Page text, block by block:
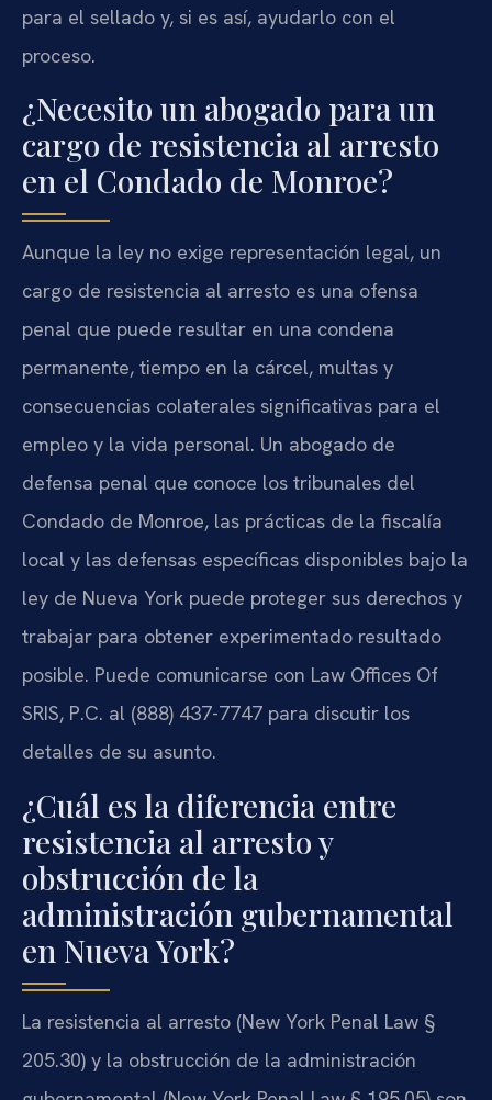
para el sellado y, si es así, ayudarlo con el
proceso.
¿Necesito un abogado para un
cargo de resistencia al arresto
en el Condado de Monroe?
Aunque la ley no exige representación legal, un
cargo de resistencia al arresto es una ofensa
penal que puede resultar en una condena
permanente, tiempo en la cárcel, multas y
consecuencias colaterales significativas para el
empleo y la vida personal. Un abogado de
defensa penal que conoce los tribunales del
Condado de Monroe, las prácticas de la fiscalía
local y las defensas específicas disponibles bajo la
ley de Nueva York puede proteger sus derechos y
trabajar para obtener experimentado resultado
posible. Puede comunicarse con Law Offices Of
SRIS, P.C. al (888) 437-7747 para discutir los
detalles de su asunto.
¿Cuál es la diferencia entre
resistencia al arresto y
obstrucción de la
administración gubernamental
en Nueva York?
La resistencia al arresto (New York Penal Law §
205.30) y la obstrucción de la administración